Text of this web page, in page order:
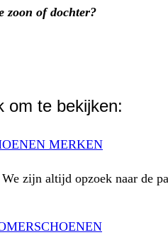
zoon of dochter?
om te bekijken:
MERKEN
We zijn altijd opzoek naar de